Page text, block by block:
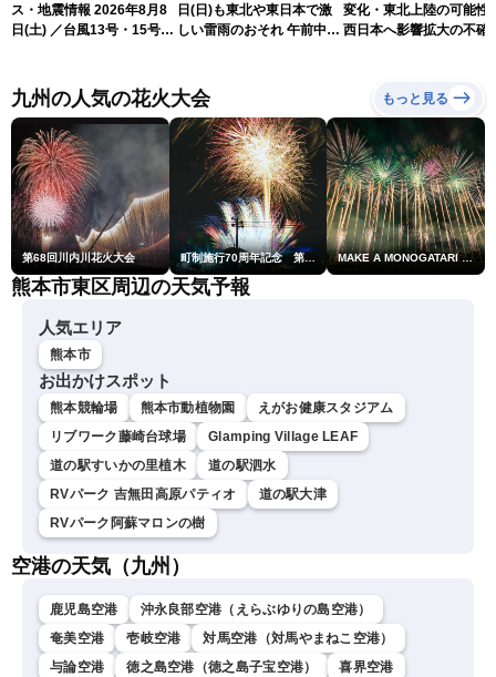
ス・地震情報 2026年8月8
日(土) ／台風13号・15号
ーニュースLiVEムーン・戸
北美月／芳野達郎〉
日(日)も東北や東日本で激
しい雷雨のおそれ 午前中か
変化・東北上陸の可能性
西日本へ影響拡大の不確
九州の人気の花火大会 もっと見る
第68回川内川花火大会 町制施行70周年記念 第48回南種子町ロケット祭 MAKE A MONOGATARI 2026
熊本市東区周辺の天気予報
人気エリア
熊本市
お出かけスポット
熊本競輪場 熊本市動植物園
えがお健康スタジアム
リブワーク藤崎台球場
Glamping Village LEAF
道の駅すいかの里植木
道の駅泗水
RVパーク 吉無田高原パティオ
道の駅大津
RVパーク阿蘇マロンの樹
空港の天気（九州）
鹿児島空港
沖永良部空港（えらぶゆりの島空港）
奄美空港
壱岐空港
対馬空港（対馬やまねこ空港）
与論空港
徳之島空港（徳之島子宝空港）
喜界空港